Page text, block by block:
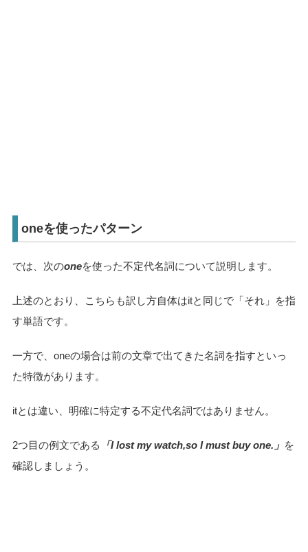
oneを使ったパターン
では、次のoneを使った不定代名詞について説明します。
上述のとおり、こちらも訳し方自体はitと同じで「それ」を指
す単語です。
一方で、oneの場合は前の文章で出てきた名詞を指すといっ
た特徴があります。
itとは違い、明確に特定する不定代名詞ではありません。
2つ目の例文である 「I lost my watch,so I must buy one.」 を
確認しましょう。